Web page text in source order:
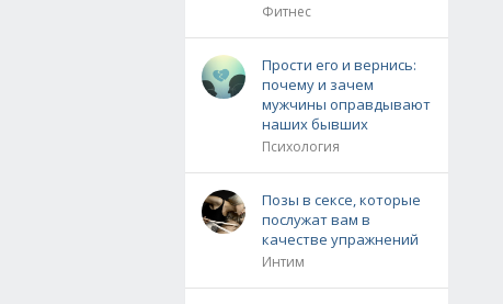
Фитнес
Прости его и вернись:
почему и зачем
мужчины оправдывают
наших бывших
Психология
Позы в сексе, которые
послужат вам в
качестве упражнений
Интим